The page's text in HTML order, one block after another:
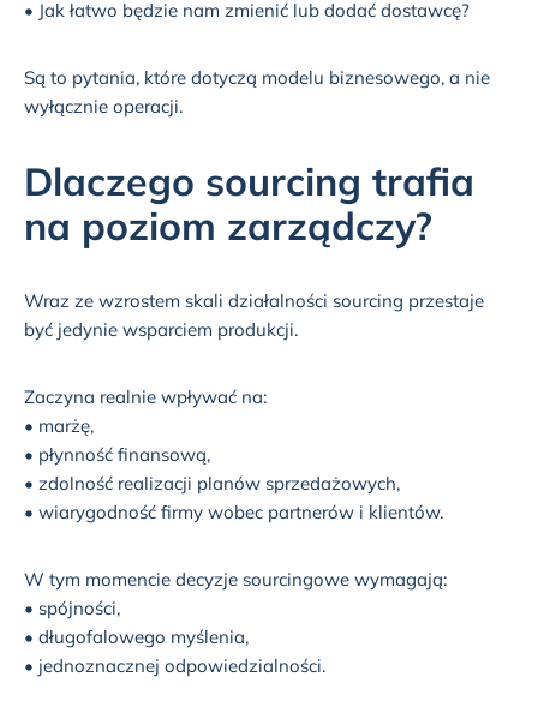
• Jak łatwo będzie nam zmienić lub dodać dostawcę?
Są to pytania, które dotyczą modelu biznesowego, a nie
wyłącznie operacji.
Dlaczego sourcing trafia
na poziom zarządczy?
Wraz ze wzrostem skali działalności sourcing przestaje
być jedynie wsparciem produkcji.
Zaczyna realnie wpływać na:
• marżę,
• płynność finansową,
• zdolność realizacji planów sprzedażowych,
• wiarygodność firmy wobec partnerów i klientów.
W tym momencie decyzje sourcingowe wymagają:
• spójności,
• długofalowego myślenia,
• jednoznacznej odpowiedzialności.